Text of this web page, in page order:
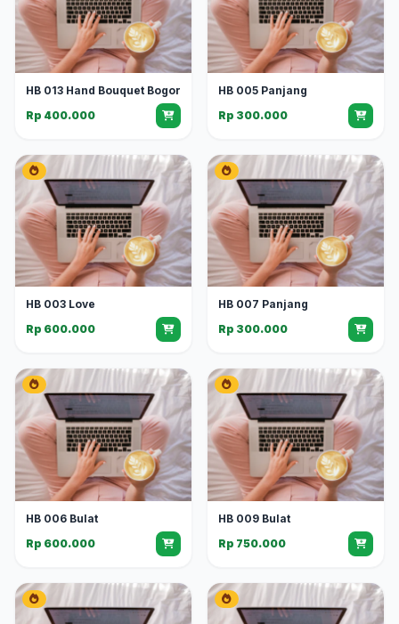
HB 013 Hand Bouquet Bogor
Rp 400.000
HB 005 Panjang
Rp 300.000
HB 003 Love
Rp 600.000
HB 007 Panjang
Rp 300.000
HB 006 Bulat
Rp 600.000
HB 009 Bulat
Rp 750.000